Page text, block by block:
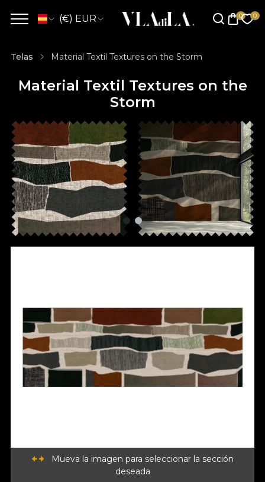
(€) EUR
Telas Material Textil Textures on the Storm
Material Textil Textures on the
Storm
Mueva la imagen para seleccionar la sección
deseada